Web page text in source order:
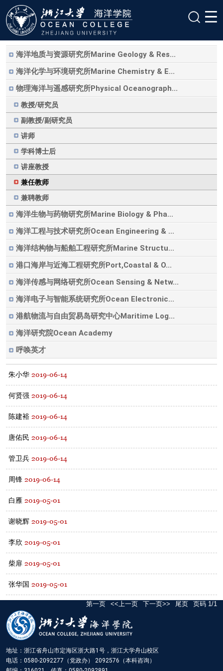
海洋地质与资源研究所Marine Geology & Res...
海洋化学与环境研究所Marine Chemistry & E...
物理海洋与遥感研究所Physical Oceanograph...
教授/研究员
副教授/副研究员
讲师
学科博士后
讲座教授
兼任教师
兼聘教师
海洋生物与药物研究所Marine Biology & Pha...
海洋工程与技术研究所Ocean Engineering & ...
海洋结构物与船舶工程研究所Marine Structu...
港口海岸与近海工程研究所Port,Coastal & O...
海洋传感与网络研究所Ocean Sensing & Netw...
海洋电子与智能系统研究所Ocean Electronic...
港航物流与自由贸易岛研究中心Maritime Log...
海洋研究院Ocean Academy
呼唤英才
朱小华 2019-06-14
何贤强 2019-06-14
陈建裕 2019-06-14
唐佑民 2019-06-14
管卫兵 2019-06-14
周锋 2019-06-14
白雁 2019-05-01
谢晓辉 2019-05-01
李欣 2019-05-01
柴扉 2019-05-01
张华国 2019-05-01
第一页 <<上一页 下一页>> 尾页 页码 1/1
地址：浙江省舟山市定海区浙大路1号，浙江大学舟山校区
电话：0580-2092277（党政办） 2092576（本科咨询）